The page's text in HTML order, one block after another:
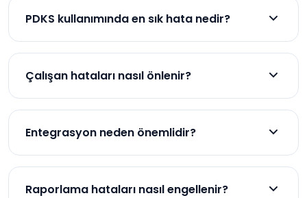
PDKS kullanımında en sık hata nedir?
Yanlış veri girişi ve kurulum hataları en sık görülen
Çalışan hataları nasıl önlenir?
Biyometrik doğrulama ve düzenli eğitim ile
Entegrasyon neden önemlidir?
Bordro ve İK sistemleri ile uyumlu çalışarak hataları
Raporlama hataları nasıl engellenir?